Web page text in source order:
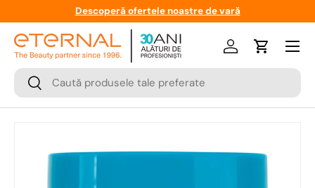
Descoperă ofertele noastre de vară
Cauta
Cauta
LogareCos
Meniu